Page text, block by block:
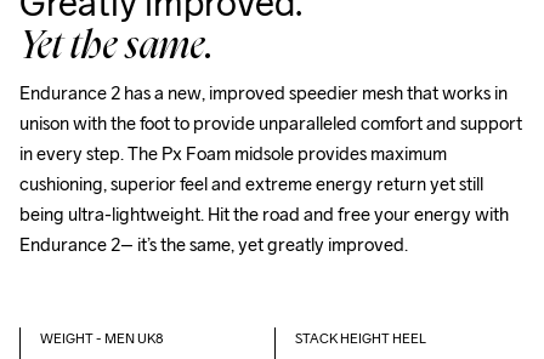
Yet the same.
Endurance 2 has a new, improved speedier mesh that works in
unison with the foot to provide unparalleled comfort and support
in every step. The Px Foam midsole provides maximum
cushioning, superior feel and extreme energy return yet still
being ultra-lightweight. Hit the road and free your energy with
Endurance 2– it’s the same, yet greatly improved.
WEIGHT - MEN UK8 STACK HEIGHT HEEL